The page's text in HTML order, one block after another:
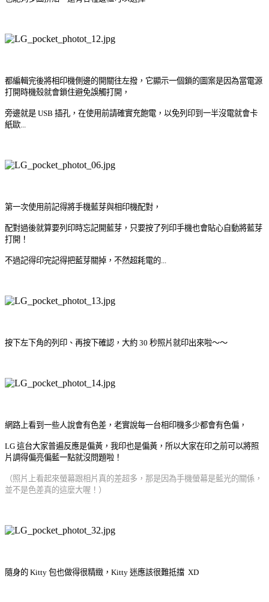
都編輯完後將相印機側邊的開關往左撥，它顯示一個鎖的圖案是因為當電源
打開時機殼就會鎖住避免誤觸打開，
旁邊就是 USB 插孔，在使用前請確實充飽電，以免列印到一半沒電就會卡
紙歐...
第一次使用前記得將手機藍芽與相印機配對，
配對過後就算要列印時忘記開藍芽，只要按了列印手機也會貼心自動將藍芽
打開！
不過記得印完記得把藍芽關掉，不然超耗電的...
按下左下角的列印、再按下確認，大約 30 秒照片就印出來啦～～
網路上看到一些人說會有色差，老實說每一台相印機多少都會有色偏，
LG 這台大家普遍反應是偏黃，我印也是偏黃，所以大家在印之前可以將照
片調得偏亮偏藍一點就沒問題啦！
（照片上看起來螢幕跟相片真的差超多，那是因為手機螢幕是藍光的關係，
並不是色差真的這麼大喔！）
隨身的 Kitty 包也做得很精緻，Kitty 迷應該很難抵擋 XD